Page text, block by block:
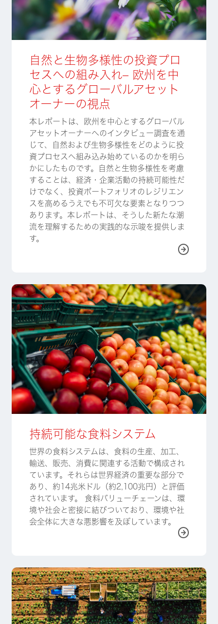
自然と生物多様性の投資プロ
セスへの組み入れ– 欧州を中
心とするグローバルアセット
オーナーの視点
本レポートは、欧州を中心とするグローバル
アセットオーナーへのインタビュー調査を通
じて、自然および生物多様性をどのように投
資プロセスへ組み込み始めているのかを明ら
かにしたものです。自然と生物多様性を考慮
することは、経済・企業活動の持続可能性だ
けでなく、投資ポートフォリオのレジリエン
スを高めるうえでも不可欠な要素となりつつ
あります。本レポートは、そうした新たな潮
流を理解するための実践的な示唆を提供しま
す。
詳しく
持続可能な食料システム
世界の食料システムは、食料の生産、加工、
輸送、販売、消費に関連する活動で構成され
ています。それらは世界経済の重要な部分で
あり、約14兆米ドル（約2,100兆円）と評価
されています。 食料バリューチェーンは、環
境や社会と密接に結びついており、環境や社
会全体に大きな悪影響を及ぼしています。
詳しく